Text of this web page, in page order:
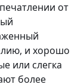
от
и хорошо
или слегка
более